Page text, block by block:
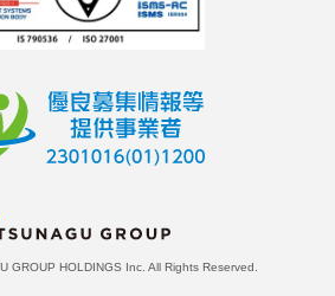
GROUP HOLDINGS Inc. All Rights Reserved.